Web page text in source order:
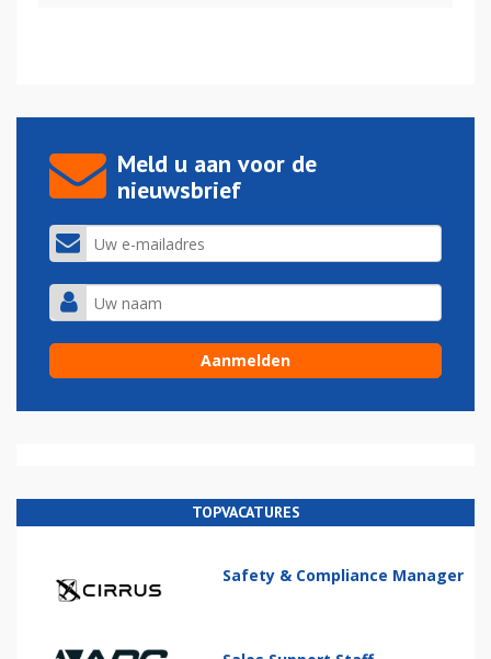
Meld u aan voor de
nieuwsbrief
TOPVACATURES
Safety & Compliance Manager